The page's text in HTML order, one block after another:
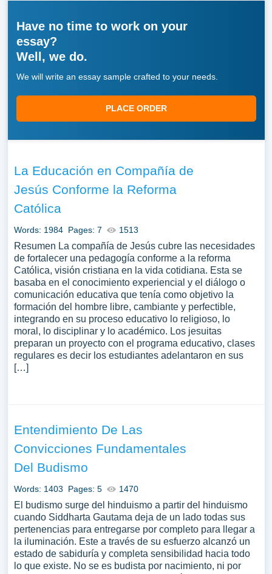
Have no time to work on your
essay?
Well, we do.
We will write an essay sample crafted to your needs.
PLACE ORDER
La Educación en Compañía de
Jesús Conforme la Reforma
Católica
Words: 1984 Pages: 7 1513
Resumen La compañía de Jesús cubre las necesidades
de fortalecer una pedagogía conforme a la reforma
Católica, visión cristiana en la vida cotidiana. Esta se
basaba en el conocimiento experiencial y el diálogo o
comunicación educativa que tenía como objetivo la
formación del hombre libre, cambiante y perfectible,
integrando en su proceso educativo lo religioso, lo
moral, lo disciplinar y lo académico. Los jesuitas
preparan un proyecto con el programa educativo, clases
regulares es decir los estudiantes adelantaron en sus
[…]
Entendimiento De Las
Convicciones Fundamentales
Del Budismo
Words: 1403 Pages: 5 1470
El budismo surge del hinduismo a partir del hinduismo
cuando Siddharta Gautama deja de un lado todas sus
pertenencias para entregarse por completo para llegar a
la iluminación. Este a través de su esfuerzo alcanzó un
estado de sabiduría y completa sensibilidad hacia todo
lo que existe. No se es budista por nacimiento, ni por